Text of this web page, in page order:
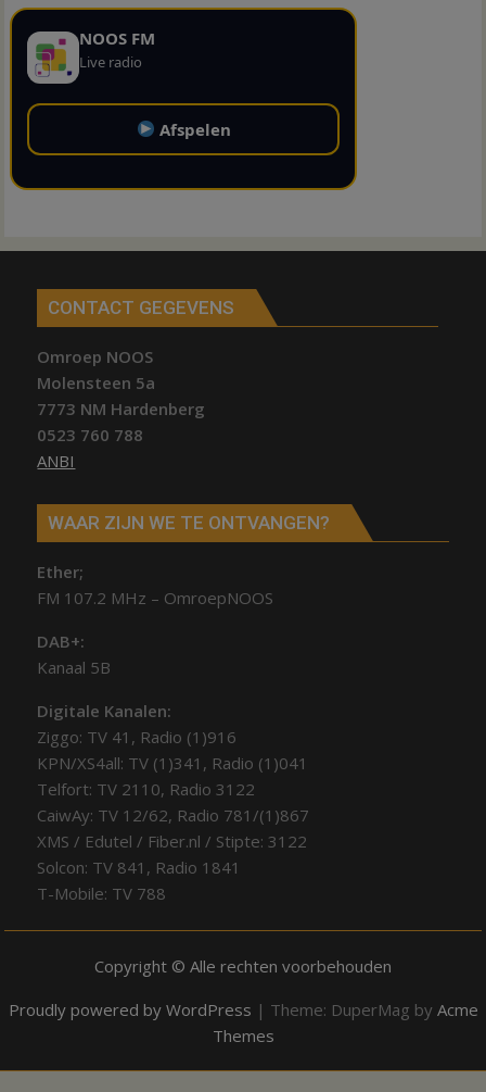
NOOS FM
Live radio
Afspelen
CONTACT GEGEVENS
Omroep NOOS
Molensteen 5a
7773 NM Hardenberg
0523 760 788
ANBI
WAAR ZIJN WE TE ONTVANGEN?
Ether;
FM 107.2 MHz – OmroepNOOS
DAB+:
Kanaal 5B
Digitale Kanalen:
Ziggo: TV 41, Radio (1)916
KPN/XS4all: TV (1)341, Radio (1)041
Telfort: TV 2110, Radio 3122
CaiwAy: TV 12/62, Radio 781/(1)867
XMS / Edutel / Fiber.nl / Stipte: 3122
Solcon: TV 841, Radio 1841
T-Mobile: TV 788
Copyright © Alle rechten voorbehouden
Proudly powered by WordPress | Theme: DuperMag by Acme
Themes